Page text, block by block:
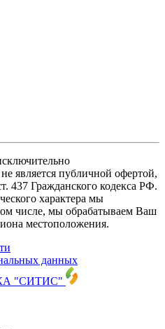
является публичной офертой,
437 Гражданского кодекса РФ.
характера мы
числе, мы обрабатываем Ваш
местоположения.
данных
"СИТИС"